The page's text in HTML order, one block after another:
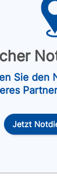
Sie den
Jetzt